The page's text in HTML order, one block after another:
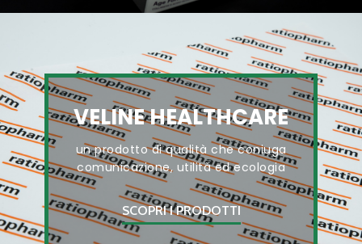
VELINE HEALTHCARE
un prodotto di qualità che coniuga
comunicazione, utilità ed ecologia
SCOPRI I PRODOTTI